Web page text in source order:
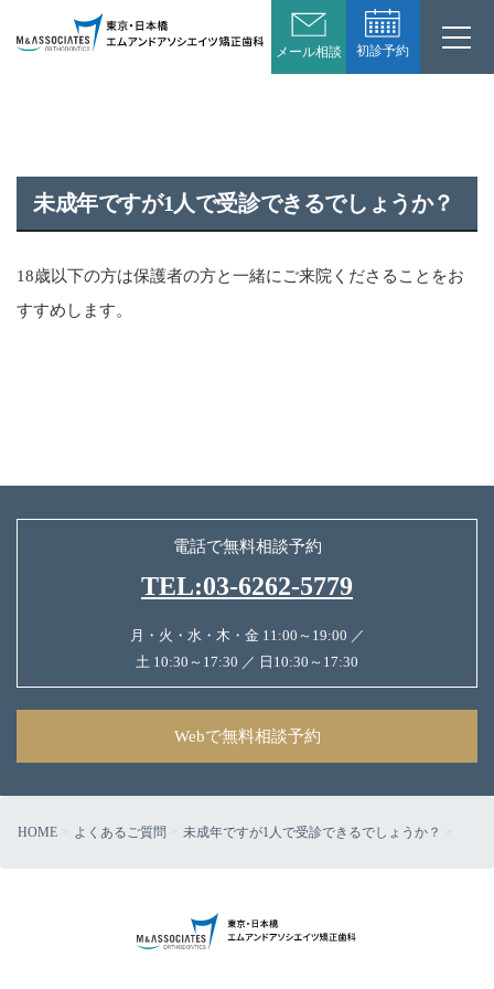
初診予約
メール相談
未成年ですが1人で受診できるでしょうか？
18歳以下の方は保護者の方と一緒にご来院くださることをお
すすめします。
電話で無料相談予約
TEL:03-6262-5779
月・火・水・木・金 11:00～19:00 ／
土 10:30～17:30 ／ 日10:30～17:30
Webで無料相談予約
HOME よくあるご質問 未成年ですが1人で受診できるでしょうか？